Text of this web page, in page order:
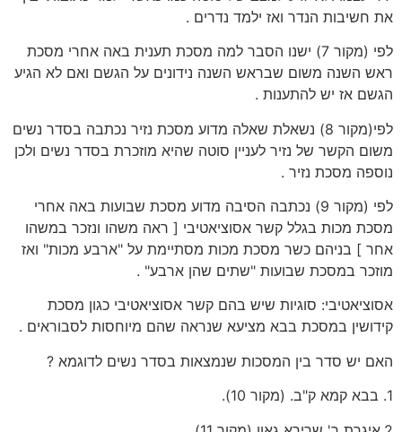
את חשיבות הנדר ואז ילמד נדרים .
לפי (מקור 7) ישנו הסבר למה מסכת תענית באה אחרי מסכת
ראש השנה משום שבראש השנה נידונים על הגשם ואם לא הגיע
הגשם אז יש להתענות .
לפי(מקור 8) נשאלת שאלה מדוע מסכת נזיר נכתבה בסדר נשים
משום הקשר של נזיר לעניין סוטה שהיא מוזכרת בסדר נשים ולכן
נוספה מסכת נזיר .
לפי (מקור 9) נכתבה הסיבה מדוע מסכת שבועות באה אחרי
מסכת מכות בגלל קשר אסוציאטיבי [ ראה משהו ונזכר במשהו
אחר ] בניהם כשר מסכת מכות מסתיימת על "ארבע מכות" ואז
מוזכר במסכת שבועות "שתים שהן ארבע" .
אסוציאטיבי: סוגיות שיש בהם קשר אסוציאטיבי כגון מסכת
קידושין במסכת בבא מציעא שנראה שהם מיוחסות לסבוראים .
האם יש סדר בין המסכות שנמצאות בסדר נשים לדוגמא ?
1. בבא קמא ק"ב. (מקור 10).